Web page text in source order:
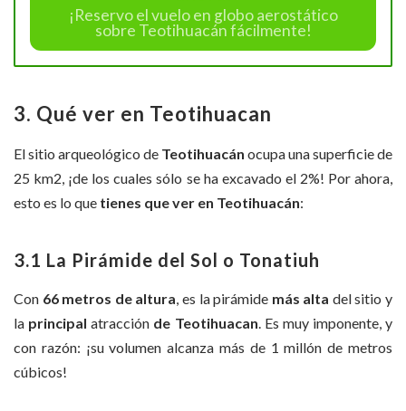
¡Reservo el vuelo en globo aerostático
sobre Teotihuacán fácilmente!
3. Qué ver en Teotihuacan
El sitio arqueológico de Teotihuacán ocupa una superficie de
25 km2, ¡de los cuales sólo se ha excavado el 2%! Por ahora,
esto es lo que tienes que ver en Teotihuacán:
3.1 La Pirámide del Sol o Tonatiuh
Con 66 metros de altura, es la pirámide más alta del sitio y
la principal atracción de Teotihuacan. Es muy imponente, y
con razón: ¡su volumen alcanza más de 1 millón de metros
cúbicos!